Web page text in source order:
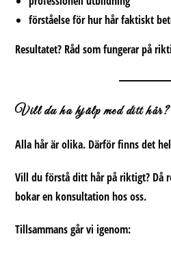
förståelse för hur hår faktiskt
Resultatet? Råd som fungerar på
Vill du ha hjälp med ditt hår?
Alla hår är olika. Därför finns det
Vill du förstå ditt hår på riktigt? Då
bokar en konsultation hos oss.
Tillsammans går vi igenom: